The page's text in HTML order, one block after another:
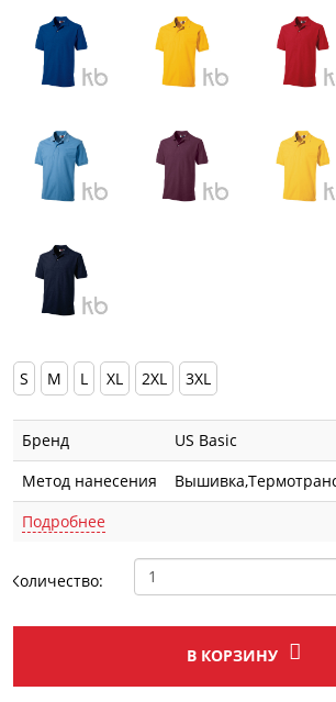
S M L XL 2XL 3XL
Бренд
US Basic
Метод нанесения
Подробнее
Количество:
В КОРЗИНУ